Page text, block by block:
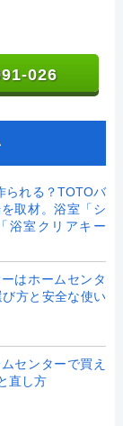
026
られる？TOTOバ
取材。浴室「シ
浴室クリアキー
はホームセンタ
方と安全な使い
センターで買え
直し方